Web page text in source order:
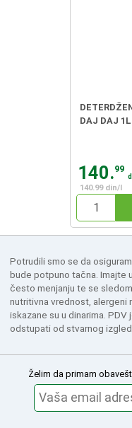
DAJ DAJ 1L
140.99
140.99 din/l
Potrudili smo se da
bude potpuno tačna. Imajte
često menjanju te se
nutritivna vrednost, alergeni
iskazane su u dinarima.
odstupati od stvarnog
Želim da primam